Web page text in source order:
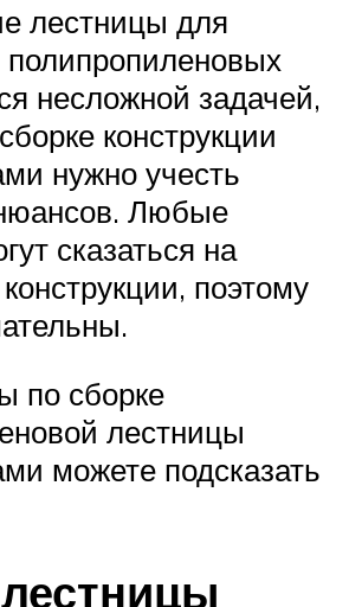
лестницы для
полипропиленовых
несложной задачей,
конструкции
нужно учесть
Любые
сказаться на
поэтому
по сборке
лестницы
можете подсказать